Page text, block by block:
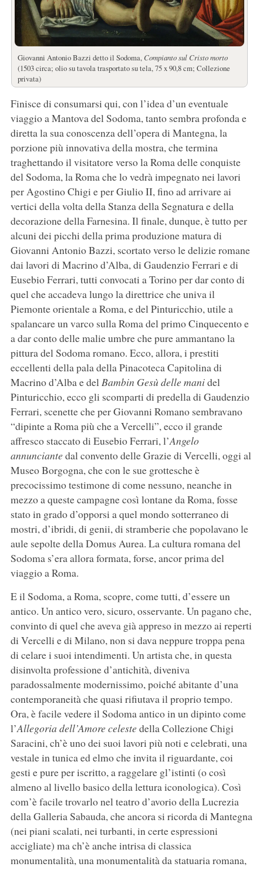
Giovanni Antonio Bazzi detto il Sodoma, Compianto sul Cristo morto
(1503 circa; olio su tavola trasportato su tela, 75 x 90,8 cm; Collezione
privata)
Finisce di consumarsi qui, con l’idea d’un eventuale
viaggio a Mantova del Sodoma, tanto sembra profonda e
diretta la sua conoscenza dell’opera di Mantegna, la
porzione più innovativa della mostra, che termina
traghettando il visitatore verso la Roma delle conquiste
del Sodoma, la Roma che lo vedrà impegnato nei lavori
per Agostino Chigi e per Giulio II, fino ad arrivare ai
vertici della volta della Stanza della Segnatura e della
decorazione della Farnesina. Il finale, dunque, è tutto per
alcuni dei picchi della prima produzione matura di
Giovanni Antonio Bazzi, scortato verso le delizie romane
dai lavori di Macrino d’Alba, di Gaudenzio Ferrari e di
Eusebio Ferrari, tutti convocati a Torino per dar conto di
quel che accadeva lungo la direttrice che univa il
Piemonte orientale a Roma, e del Pinturicchio, utile a
spalancare un varco sulla Roma del primo Cinquecento e
a dar conto delle malie umbre che pure ammantano la
pittura del Sodoma romano. Ecco, allora, i prestiti
eccellenti della pala della Pinacoteca Capitolina di
Macrino d’Alba e delBambin Gesù delle manidel
Pinturicchio, ecco gli scomparti di predella di Gaudenzio
Ferrari, scenette che per Giovanni Romano sembravano
“dipinte a Roma più che a Vercelli”, ecco il grande
affresco staccato di Eusebio Ferrari, l’Angelo
annunciantedal convento delle Grazie di Vercelli, oggi al
Museo Borgogna, che con le sue grottesche è
precocissimo testimone di come nessuno, neanche in
mezzo a queste campagne così lontane da Roma, fosse
stato in grado d’opporsi a quel mondo sotterraneo di
mostri, d’ibridi, di genii, di stramberie che popolavano le
aule sepolte della Domus Aurea. La cultura romana del
Sodoma s’era allora formata, forse, ancor prima del
viaggio a Roma.
E il Sodoma, a Roma, scopre, come tutti, d’essere un
antico. Un antico vero, sicuro, osservante. Un pagano che,
convinto di quel che aveva già appreso in mezzo ai reperti
di Vercelli e di Milano, non si dava neppure troppa pena
di celare i suoi intendimenti. Un artista che, in questa
disinvolta professione d’antichità, diveniva
paradossalmente modernissimo, poiché abitante d’una
contemporaneità che quasi rifiutava il proprio tempo.
Ora, è facile vedere il Sodoma antico in un dipinto come
l’Allegoria dell’Amore celestedella Collezione Chigi
Saracini, ch’è uno dei suoi lavori più noti e celebrati, una
vestale in tunica ed elmo che invita il riguardante, coi
gesti e pure per iscritto, a raggelare gl’istinti (o così
almeno al livello basico della lettura iconologica). Così
com’è facile trovarlo nel teatro d’avorio della Lucrezia
della Galleria Sabauda, che ancora si ricorda di Mantegna
(nei piani scalati, nei turbanti, in certe espressioni
accigliate) ma ch’è anche intrisa di classica
monumentalità, una monumentalità da statuaria romana,